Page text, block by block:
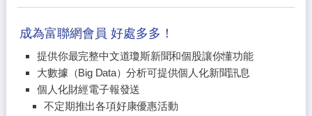
成為富聯網會員 好處多多！
提供你最完整中文道瓊斯新聞和個股讓你懂功能
大數據（Big Data）分析可提供個人化新聞訊息
個人化財經電子報發送
不定期推出各項好康優惠活動